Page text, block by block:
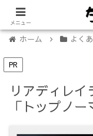
【免許不要に！】
ホーム よく
PR
リアディレ
「トップノ
メニュー